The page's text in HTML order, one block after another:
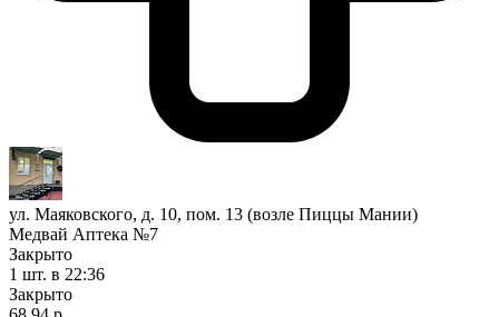
ул. Маяковского, д. 10, пом. 13 (возле Пиццы Мании)
Медвай Аптека №7
Закрыто
1 шт. в 22:36
Закрыто